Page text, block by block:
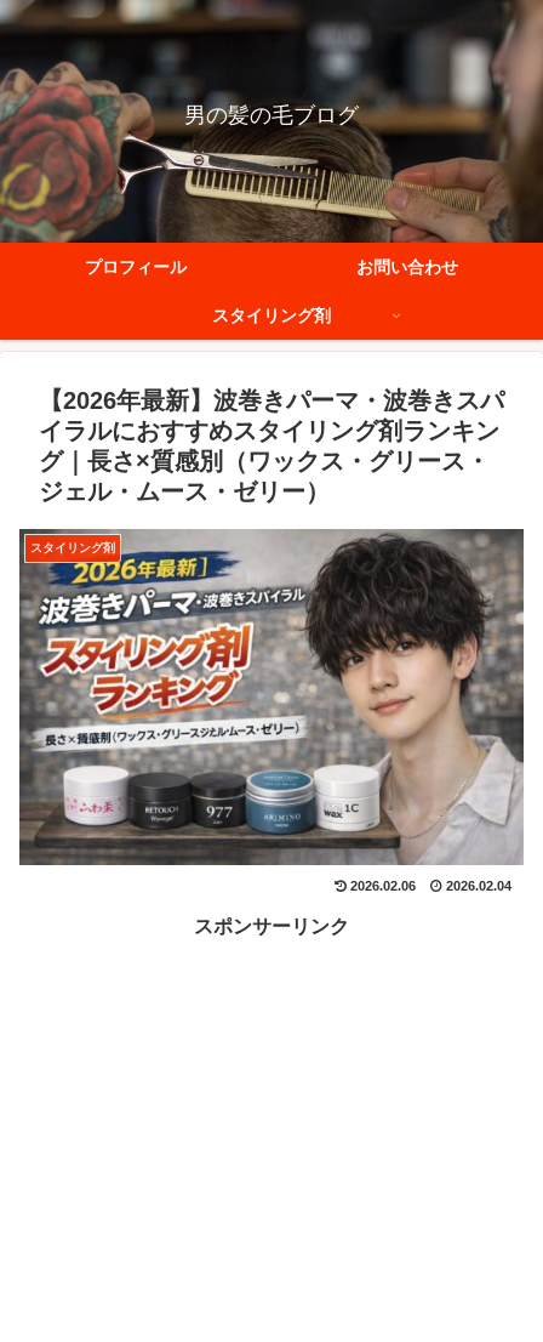
男の髪の毛ブログ
プロフィール お問い合わせ
スタイリング剤
【2026年最新】波巻きパーマ・波巻きスパ
イラルにおすすめスタイリング剤ランキン
グ｜長さ×質感別（ワックス・グリース・
ジェル・ムース・ゼリー）
スタイリング剤
2026.02.06 2026.02.04
スポンサーリンク